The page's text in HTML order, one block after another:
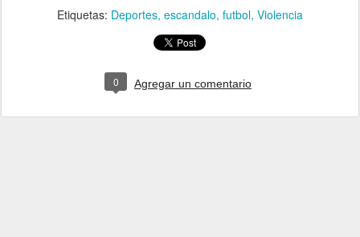
Etiquetas: Deportes escandalo futbol Violencia
0 Agregar un comentario